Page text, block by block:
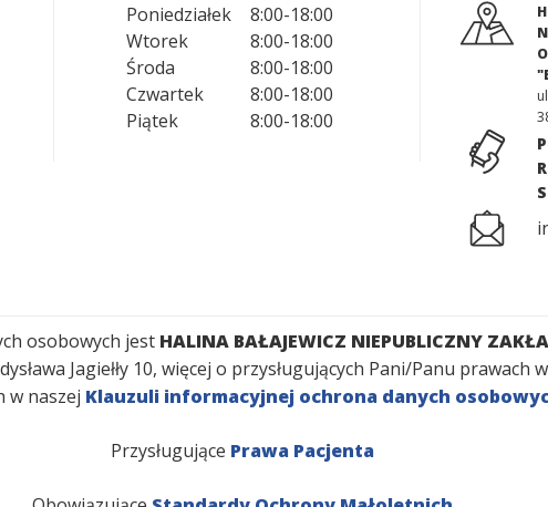
Poniedziałek 8:00-18:00
Wtorek
8:00-18:00
Środa
8:00-18:00
Czwartek
8:00-18:00
Piątek
8:00-18:00
osobowych jest HALINA BAŁAJEWICZ NIEPUBLICZNY
Jagiełły 10, więcej o przysługujących Pani/Panu
w naszej Klauzuli informacyjnej ochrona danych
Przysługujące Prawa Pacjenta